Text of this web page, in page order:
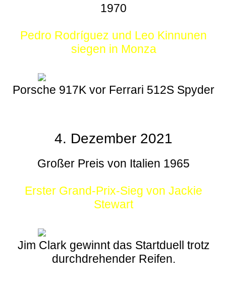
1970
Pedro Rodríguez und Leo Kinnunen
siegen in Monza
Porsche 917K vor Ferrari 512S Spyder
4. Dezember 2021
Großer Preis von Italien 1965
Erster Grand-Prix-Sieg von Jackie
Stewart
Jim Clark gewinnt das Startduell trotz
durchdrehender Reifen.